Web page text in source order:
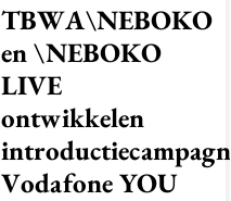
TBWA\NEBOKO
en \NEBOKO
LIVE
ontwikkelen
introductiecampagne
Vodafone YOU